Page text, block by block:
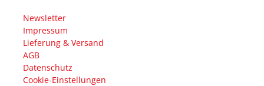
Newsletter
Impressum
Lieferung & Versand
AGB
Datenschutz
Cookie-Einstellungen